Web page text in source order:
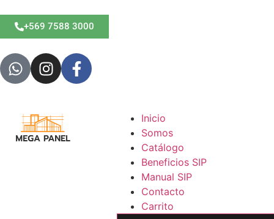
+569 7588 3000
Inicio
Somos
Catálogo
Beneficios SIP
Manual SIP
Contacto
Carrito